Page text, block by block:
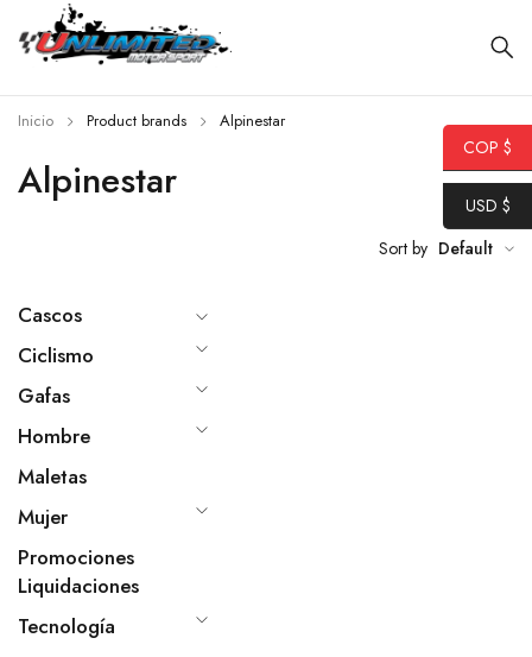
Alpinestar
Inicio Product brands Alpinestar
Cascos
Ciclismo
Gafas
Hombre
Maletas
Mujer
Promociones
Liquidaciones
Tecnología
Sort by Default
COP $
USD $